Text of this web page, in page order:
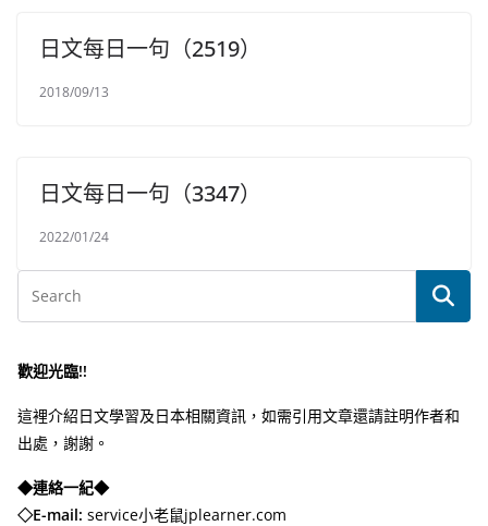
日文每日一句（2519）
2018/09/13
日文每日一句（3347）
2022/01/24
歡迎光臨!!
這裡介紹日文學習及日本相關資訊，如需引用文章還請註明作者和
出處，謝謝。
◆連絡一紀◆
◇E-mail: service小老鼠jplearner.com